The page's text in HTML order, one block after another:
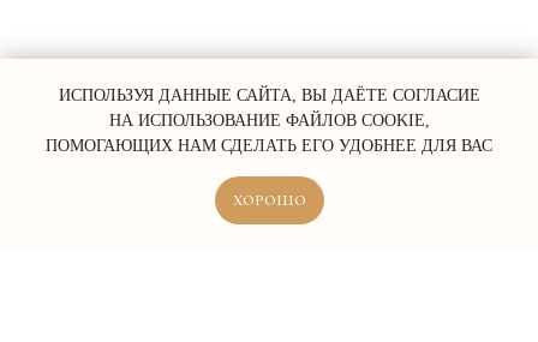
ИСПОЛЬЗУЯ ДАННЫЕ САЙТА, ВЫ ДАЁТЕ СОГЛАСИЕ
НА ИСПОЛЬЗОВАНИЕ ФАЙЛОВ COOKIE,
ПОМОГАЮЩИХ НАМ СДЕЛАТЬ ЕГО УДОБНЕЕ ДЛЯ ВАС
ХОРОШО